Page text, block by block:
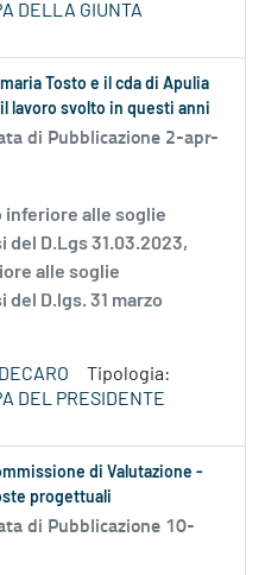
DELLA GIUNTA
Tosto e il cda di Apulia
lavoro svolto in questi anni
di Pubblicazione 2-apr-
alle soglie
D.Lgs 31.03.2023,
alle soglie
D.lgs. 31 marzo
Tipologia:
DEL PRESIDENTE
di Valutazione -
progettuali
di Pubblicazione 10-